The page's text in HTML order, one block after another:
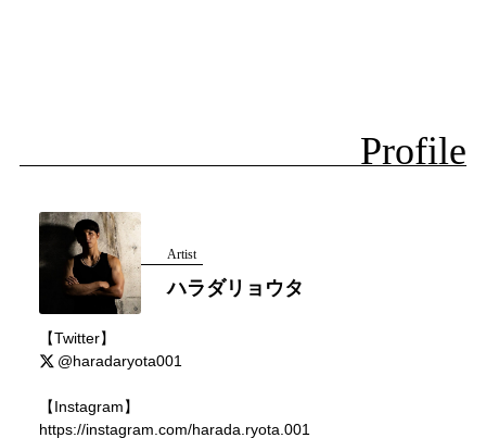
Profile
Artist
ハラダリョウタ
【Twitter】
@haradaryota001
【Instagram】
https://instagram.com/harada.ryota.001